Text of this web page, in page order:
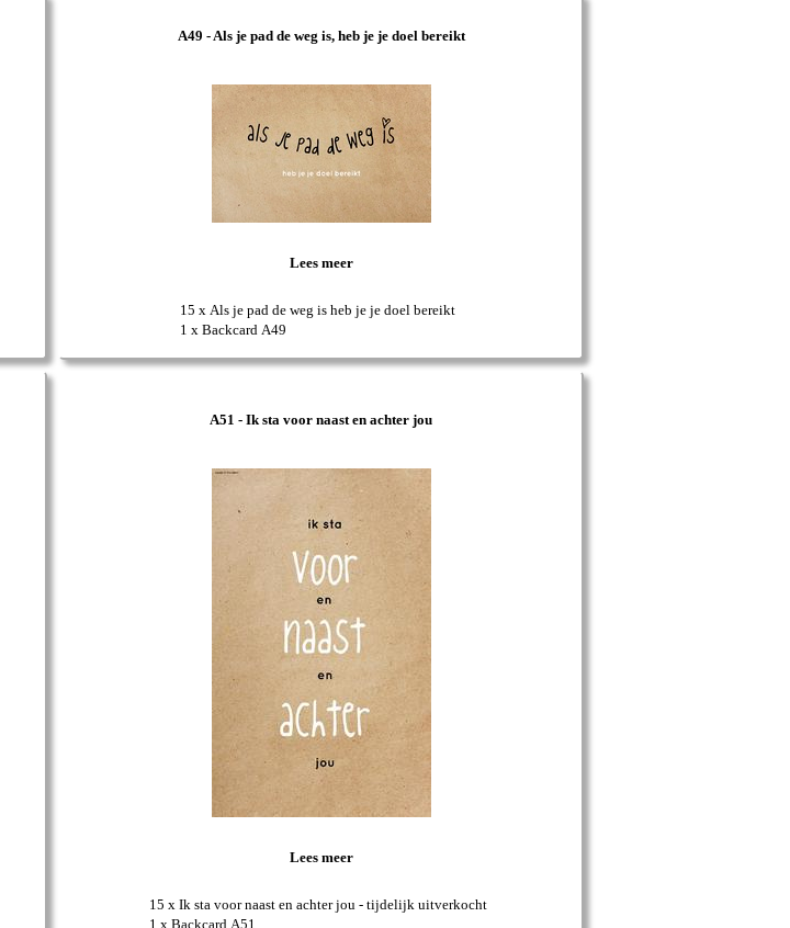
A49 - Als je pad de weg is, heb je je doel bereikt
Lees meer
15 x Als je pad de weg is heb je je doel bereikt
1 x Backcard A49
A51 - Ik sta voor naast en achter jou
Lees meer
15 x Ik sta voor naast en achter jou - tijdelijk uitverkocht
1 x Backcard A51